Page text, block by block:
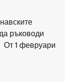
ръководи
От 1 февруари